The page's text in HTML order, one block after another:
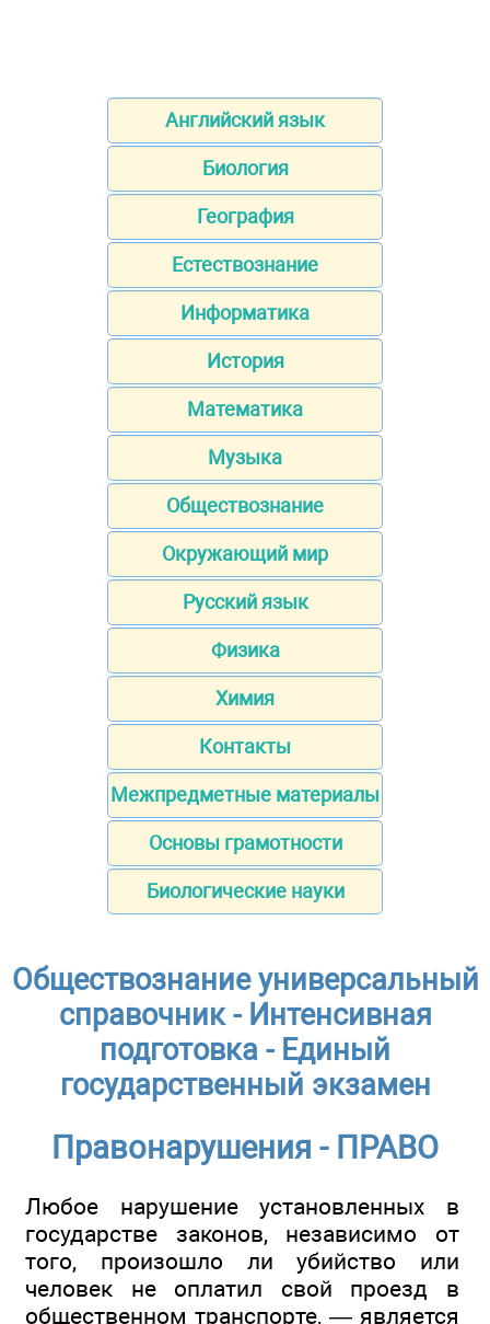
Английский язык
Биология
География
Естествознание
Информатика
История
Математика
Музыка
Обществознание
Окружающий мир
Русский язык
Физика
Химия
Контакты
Межпредметные материалы
Основы грамотности
Биологические науки
Обществознание универсальный
справочник - Интенсивная
подготовка - Единый
государственный экзамен
Правонарушения - ПРАВО
Любое нарушение установленных в
государстве законов, независимо от
того, произошло ли убийство или
человек не оплатил свой проезд в
общественном транспорте, — является